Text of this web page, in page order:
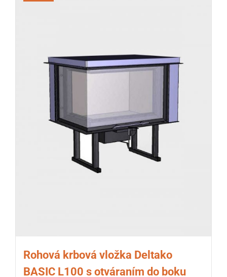
Rohová krbová vložka Deltako
BASIC L100 s otváraním do boku